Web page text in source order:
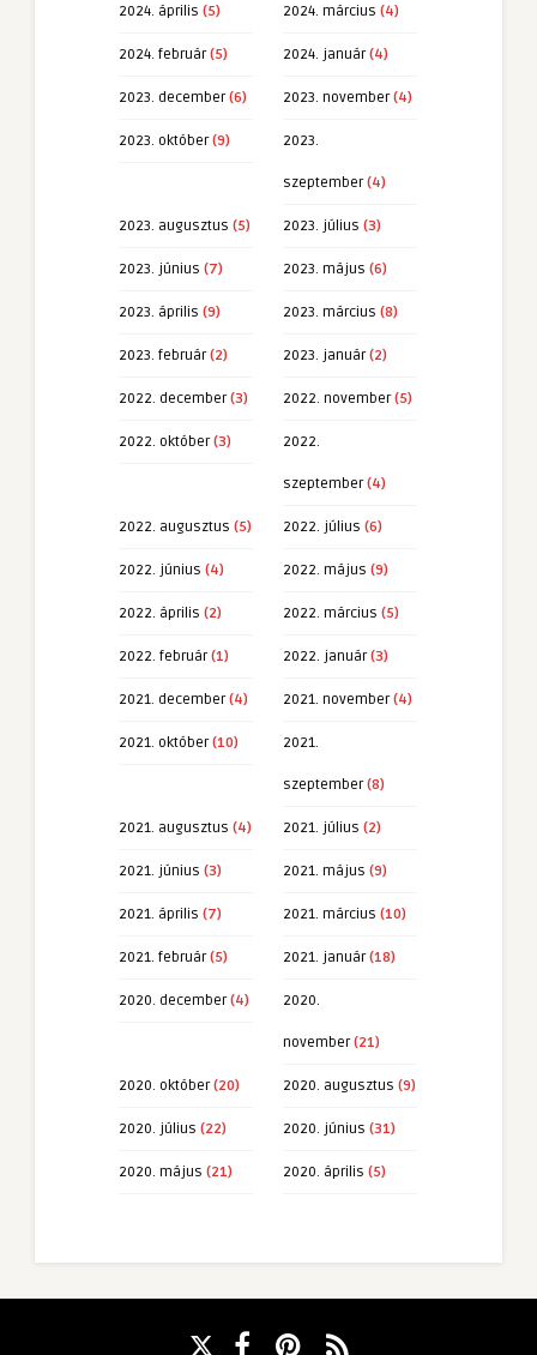
2024. április (5) 2024. március (4)
2024. február(5) 2024. január(4)
2023. december(6) 2023. november(4)
2023. október(9) 2023.
szeptember(4)
2023. augusztus (5) 2023. július (3)
2023. június (7) 2023. május (6)
2023. április (9) 2023. március (8)
2023. február(2) 2023. január(2)
2022. december(3) 2022. november(5)
2022. október(3) 2022.
szeptember(4)
2022. augusztus (5) 2022. július (6)
2022. június (4) 2022. május (9)
2022. április (2) 2022. március (5)
2022. február(1) 2022. január(3)
2021. december(4) 2021. november(4)
2021. október(10) 2021.
szeptember(8)
2021. augusztus (4) 2021. július (2)
2021. június (3) 2021. május (9)
2021. április (7) 2021. március (10)
2021. február(5) 2021. január(18)
2020. december(4) 2020.
november(21)
2020. október(20) 2020. augusztus (9)
2020. július (22) 2020. június (31)
2020. május (21) 2020. április (5)